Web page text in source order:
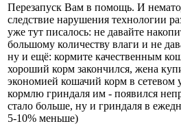
Перезапуск Вам в помощь. И
следствие нарушения технологии
уже тут писалось: не давайте
большому количеству влаги и не
ну и ещё: кормите качественным
хороший корм закончился, жена
экономией кошачий корм в сетевом
кормлю гриндаля им - появился
стало больше, ну и гриндаля в
5-10% меньше)